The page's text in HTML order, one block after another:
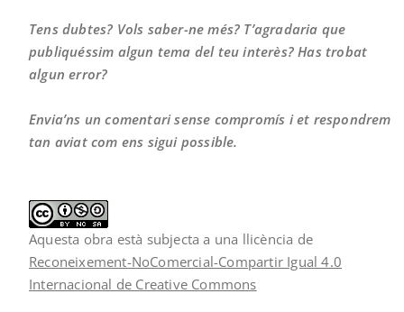
Tens dubtes? Vols saber-ne més? T’agradaria que
publiquéssim algun tema del teu interès? Has trobat
algun error?
Envia’ns un comentari sense compromís i et respondrem
tan aviat com ens sigui possible.
Aquesta obra està subjecta a una llicència de
Reconeixement-NoComercial-Compartir Igual 4.0
Internacional de Creative Commons